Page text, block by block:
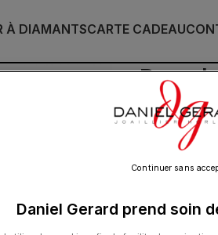
À DIAMANTSCARTE CADEAU
Grand
2 500.00
Daniel Gerard prend soin
Continuer sans